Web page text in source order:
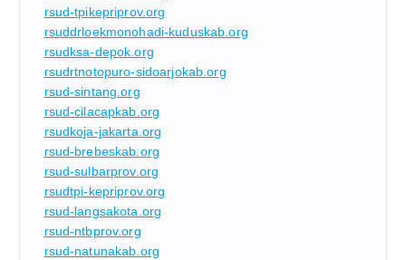
rsud-tpikepriprov.org
rsuddrloekmonohadi-kuduskab.org
rsudksa-depok.org
rsudrtnotopuro-sidoarjokab.org
rsud-sintang.org
rsud-cilacapkab.org
rsudkoja-jakarta.org
rsud-brebeskab.org
rsud-sulbarprov.org
rsudtpi-kepriprov.org
rsud-langsakota.org
rsud-ntbprov.org
rsud-natunakab.org